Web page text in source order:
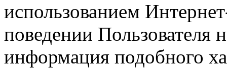
использованием
поведении Пользователя
информация подобного